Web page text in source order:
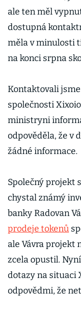
ale ten měl
dostupná
měla v minulosti
na konci srpna
Kontaktovali
společnosti
ministryni
odpověděla, že v
žádné informace.
Společný projekt
chystal známý
banky Radovan
prodeje tokenů
ale Vávra projekt
zcela opustil.
dotazy na situaci
odpovědmi, že